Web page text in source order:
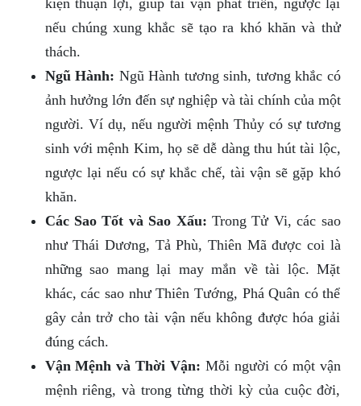
kiện thuận lợi, giúp tài vận phát triển, ngược lại
nếu chúng xung khắc sẽ tạo ra khó khăn và thử
thách.
Ngũ Hành: Ngũ Hành tương sinh, tương khắc có
ảnh hưởng lớn đến sự nghiệp và tài chính của một
người. Ví dụ, nếu người mệnh Thủy có sự tương
sinh với mệnh Kim, họ sẽ dễ dàng thu hút tài lộc,
ngược lại nếu có sự khắc chế, tài vận sẽ gặp khó
khăn.
Các Sao Tốt và Sao Xấu: Trong Tử Vi, các sao
như Thái Dương, Tả Phù, Thiên Mã được coi là
những sao mang lại may mắn về tài lộc. Mặt
khác, các sao như Thiên Tướng, Phá Quân có thể
gây cản trở cho tài vận nếu không được hóa giải
đúng cách.
Vận Mệnh và Thời Vận: Mỗi người có một vận
mệnh riêng, và trong từng thời kỳ của cuộc đời,